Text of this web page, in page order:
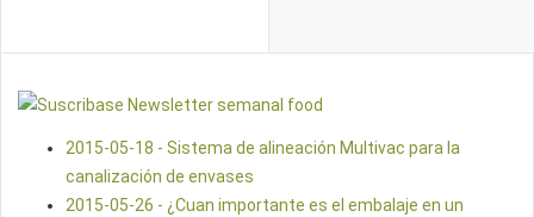
2015-05-18 - Sistema de alineación Multivac para la
canalización de envases
2015-05-26 - ¿Cuan importante es el embalaje en un